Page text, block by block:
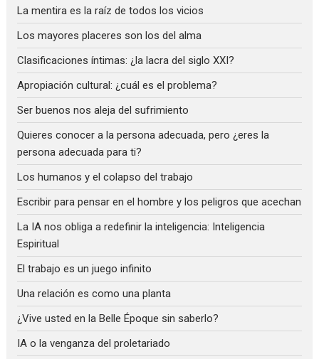
La mentira es la raíz de todos los vicios
Los mayores placeres son los del alma
Clasificaciones íntimas: ¿la lacra del siglo XXI?
Apropiación cultural: ¿cuál es el problema?
Ser buenos nos aleja del sufrimiento
Quieres conocer a la persona adecuada, pero ¿eres la
persona adecuada para ti?
Los humanos y el colapso del trabajo
Escribir para pensar en el hombre y los peligros que acechan
La IA nos obliga a redefinir la inteligencia: Inteligencia
Espiritual
El trabajo es un juego infinito
Una relación es como una planta
¿Vive usted en la Belle Époque sin saberlo?
IA o la venganza del proletariado